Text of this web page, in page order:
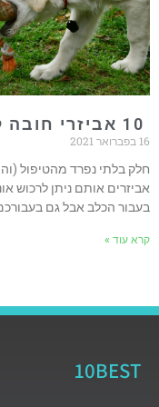
16 בפברואר 2021
חלק בלתי נפרד מהטיפול
אביזרים אותם ניתן לרכוש
בעבור הכלב אבל גם
קרא עוד »
10BEST